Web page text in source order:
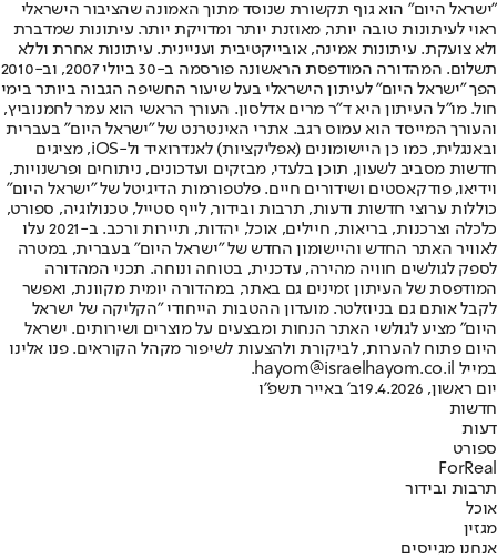
"ישראל היום" הוא גוף תקשורת שנוסד מתוך האמונה שהציבור הישראלי
ראוי לעיתונות טובה יותר, מאוזנת יותר ומדויקת יותר. עיתונות שמדברת
ולא צועקת. עיתונות אמינה, אובייקטיבית ועניינית. עיתונות אחרת וללא
תשלום. המהדורה המודפסת הראשונה פורסמה ב-30 ביולי 2007, וב-2010
הפך "ישראל היום" לעיתון הישראלי בעל שיעור החשיפה הגבוה ביותר בימי
חול. מו"ל העיתון היא ד"ר מרים אדלסון. העורך הראשי הוא עמר לחמנוביץ,
והעורך המייסד הוא עמוס רגב. אתרי האינטרנט של "ישראל היום" בעברית
ובאנגלית, כמו כן היישומונים (אפליקציות) לאנדרואיד ול-iOS, מציגים
חדשות מסביב לשעון, תוכן בלעדי, מבזקים ועדכונים, ניתוחים ופרשנויות,
וידיאו, פודקאסטים ושידורים חיים. פלטפורמות הדיגיטל של "ישראל היום"
כוללות ערוצי חדשות ודעות, תרבות ובידור, לייף סטייל, טכנולוגיה, ספורט,
כלכלה וצרכנות, בריאות, חיילים, אוכל, יהדות, תיירות ורכב. ב-2021 עלו
לאוויר האתר החדש והיישומון החדש של "ישראל היום" בעברית, במטרה
לספק לגולשים חוויה מהירה, עדכנית, בטוחה ונוחה. תכני המהדורה
המודפסת של העיתון זמינים גם באתר, במהדורה יומית מקוונת, ואפשר
לקבל אותם גם בניוזלטר. מועדון ההטבות הייחודי "הקליקה של ישראל
היום" מציע לגולשי האתר הנחות ומבצעים על מוצרים ושירותים. ישראל
היום פתוח להערות, לביקורת ולהצעות לשיפור מקהל הקוראים. פנו אלינו
במייל hayom@israelhayom.co.il.
יום ראשון, 19.4.2026
ב' באייר תשפ"ו
חדשות
דעות
ספורט
ForReal
תרבות ובידור
אוכל
מגזין
אנחנו מגייסים